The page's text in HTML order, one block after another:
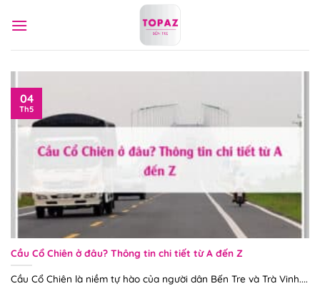
qua
Cầu Cổ Chiên ở đâu? Thông tin chi tiết từ A đến Z
Cầu Cổ Chiên là niềm tự hào của người dân Bến Tre và Trà Vinh....
04
Th5